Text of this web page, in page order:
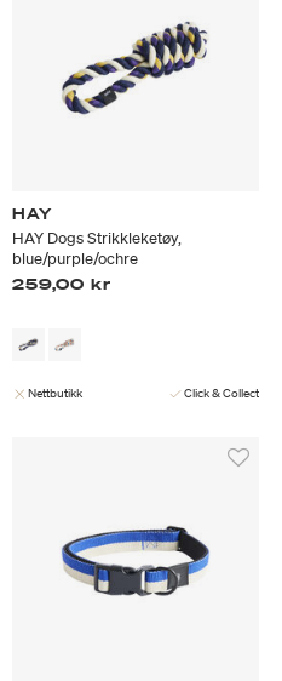
HAY
HAY Dogs Strikkleketøy,
blue/purple/ochre
259,00 kr
Nettbutikk Click & Collect